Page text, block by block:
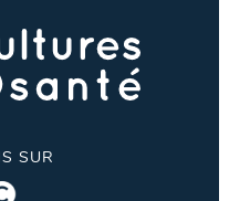
SUR